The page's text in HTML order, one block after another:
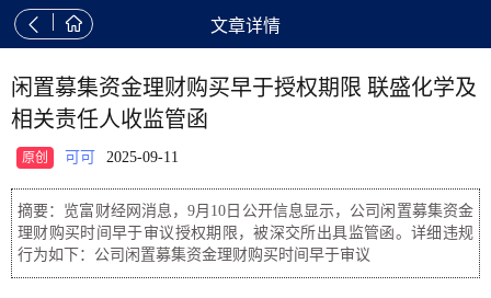
  文章详情
闲置募集资金理财购买早于授权期限 联盛化学及
相关责任人收监管函
原创 可可 2025-09-11
摘要：览富财经网消息，9月10日公开信息显示，公司闲置募集资金
理财购买时间早于审议授权期限，被深交所出具监管函。详细违规
行为如下：公司闲置募集资金理财购买时间早于审议